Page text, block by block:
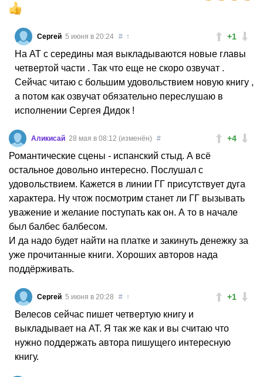
+1
Сергей 5 июня в 20:24 # ↑
На АТ с середины мая выкладываются новые главы
четвертой части . Так что еще не скоро озвучат .
Сейчас читаю с большим удовольствием новую книгу ,
а потом как озвучат обязательно переслушаю в
исполнении Сергея Дидок !
+4
Аликисай 28 мая в 08:12 (изменён) #
Романтические сцены - испанский стыд. А всё
остальное довольно интересно. Послушал с
удовольствием. Кажется в линии ГГ присутствует дуга
характера. Ну чтож посмотрим станет ли ГГ вызывать
уважение и желание поступать как он. А то в начале
был балбес балбесом.
И да надо будет найти на платке и закинуть денежку за
уже прочитанные книги. Хороших авторов нада
поддёрживать.
+1
Сергей 5 июня в 20:28 # ↑
Велесов сейчас пишет четвертую книгу и
выкладывает на АТ. Я так же как и вы считаю что
нужно поддержать автора пишущего интересную
книгу.